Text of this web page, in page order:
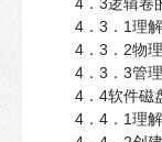
4．3．1理
4．3．2物
4．3．3管
4．4软件磁
4．4．1理